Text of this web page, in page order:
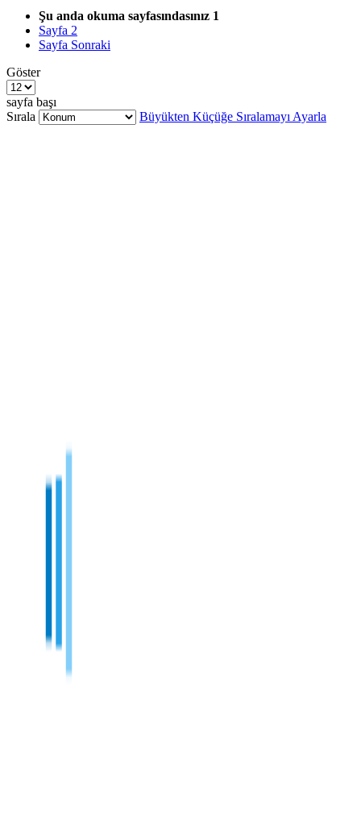
Şu anda okuma sayfasındasınız 1
Sayfa 2
Sayfa Sonraki
Göster
sayfa başı
Sırala
Büyükten Küçüğe Sıralamayı Ayarla